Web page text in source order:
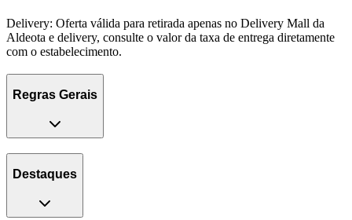
Delivery: Oferta válida para retirada apenas no Delivery Mall da
Aldeota e delivery, consulte o valor da taxa de entrega diretamente
com o estabelecimento.
Regras Gerais
Destaques